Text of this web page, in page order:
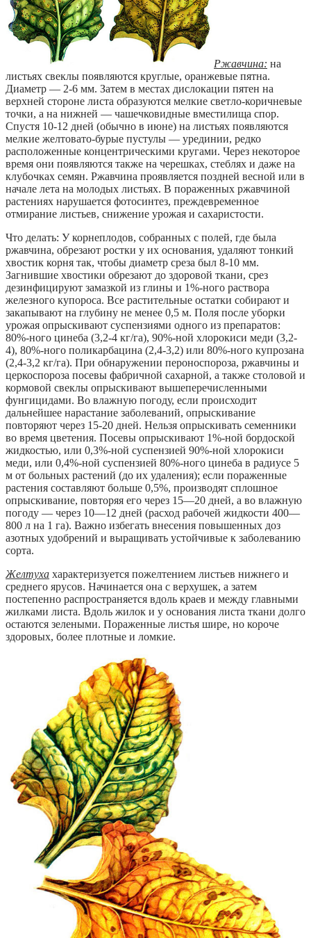
Ржавчина: на
листьях свеклы появляются круглые, оранжевые пятна.
Диаметр — 2-6 мм. Затем в местах дислокации пятен на
верхней стороне листа образуются мелкие светло-коричневые
точки, а на нижней — чашечковидные вместилища спор.
Спустя 10-12 дней (обычно в июне) на листьях появляются
мелкие желтовато-бурые пустулы — урединии, редко
расположенные концентрическими кругами. Через некоторое
время они появляются также на черешках, стеблях и даже на
клубочках семян. Ржавчина проявляется поздней весной или в
начале лета на молодых листьях. В пораженных ржавчиной
растениях нарушается фотосинтез, преждевременное
отмирание листьев, снижение урожая и сахаристости.
Что делать: У корнеплодов, собранных с полей, где была
ржавчина, обрезают ростки у их основания, удаляют тонкий
хвостик корня так, чтобы диаметр среза был 8-10 мм.
Загнившие хвостики обрезают до здоровой ткани, срез
дезинфицируют замазкой из глины и 1%-ного раствора
железного купороса. Все растительные остатки собирают и
закапывают на глубину не менее 0,5 м. Поля после уборки
урожая опрыскивают суспензиями одного из препаратов:
80%-ного цинеба (3,2-4 кг/га), 90%-ной хлорокиси меди (3,2-
4), 80%-ного поликарбацина (2,4-3,2) или 80%-ного купрозана
(2,4-3,2 кг/га). При обнаружении пероноспороза, ржавчины и
церкоспороза посевы фабричной сахарной, а также столовой и
кормовой свеклы опрыскивают вышеперечисленными
фунгицидами. Во влажную погоду, если происходит
дальнейшее нарастание заболеваний, опрыскивание
повторяют через 15-20 дней. Нельзя опрыскивать семенники
во время цветения. Посевы опрыскивают 1%-ной бордоской
жидкостью, или 0,3%-ной суспензией 90%-ной хлорокиси
меди, или 0,4%-ной суспензией 80%-ного цинеба в радиусе 5
м от больных растений (до их удаления); если пораженные
растения составляют больше 0,5%, производят сплошное
опрыскивание, повторяя его через 15—20 дней, а во влажную
погоду — через 10—12 дней (расход рабочей жидкости 400—
800 л на 1 га). Важно избегать внесения повышенных доз
азотных удобрений и выращивать устойчивые к заболеванию
сорта.
Желтуха характеризуется пожелтением листьев нижнего и
среднего ярусов. Начинается она с верхушек, а затем
постепенно распространяется вдоль краев и между главными
жилками листа. Вдоль жилок и у основания листа ткани долго
остаются зелеными. Пораженные листья шире, но короче
здоровых, более плотные и ломкие.